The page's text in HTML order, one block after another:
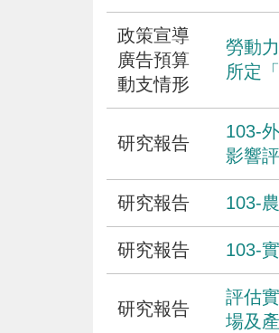
政策宣導
廣告預算
動支情形
勞動
所定
研究報告
103-
影響
研究報告 103-
研究報告 103-
研究報告
評估
場及